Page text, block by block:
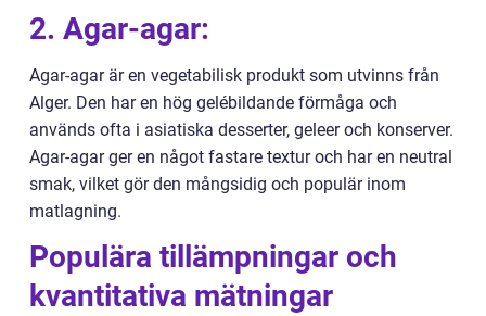
2. Agar-agar:
Agar-agar är en vegetabilisk produkt som utvinns från
Alger. Den har en hög gelébildande förmåga och
används ofta i asiatiska desserter, geleer och konserver.
Agar-agar ger en något fastare textur och har en neutral
smak, vilket gör den mångsidig och populär inom
matlagning.
Populära tillämpningar och
kvantitativa mätningar